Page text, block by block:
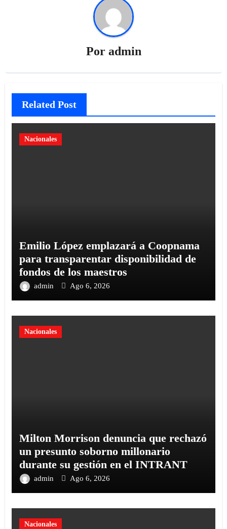
Por admin
Related Post
Nacionales
Emilio López emplazará a Coopnama
para transparentar disponibilidad de
fondos de los maestros
admin Ago 6, 2026
Nacionales
Milton Morrison denuncia que rechazó
un presunto soborno millonario
durante su gestión en el INTRANT
admin Ago 6, 2026
Nacionales